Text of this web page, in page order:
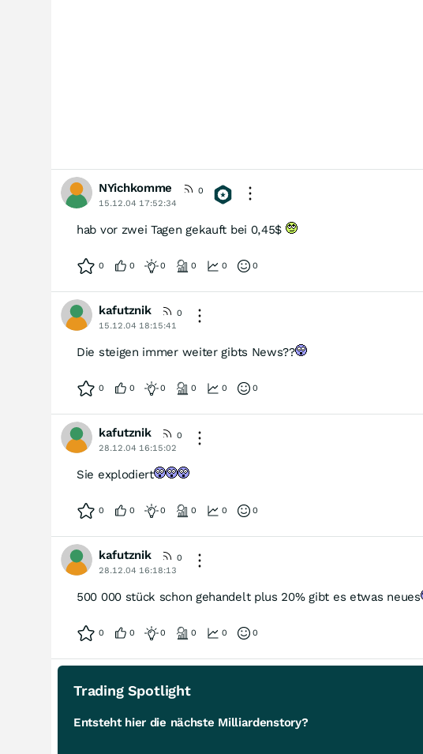
NYichkomme
0
15.12.04 17:52:34
hab vor zwei Tagen gekauft bei 0,45$
0 0 0 0 0 0
kafutznik
0
15.12.04 18:15:41
Die steigen immer weiter gibts News??
0 0 0 0 0 0
kafutznik
0
28.12.04 16:15:02
Sie explodiert
0 0 0 0 0 0
kafutznik
0
28.12.04 16:18:13
500 000 stück schon gehandelt plus 20% gibt es etwas neues
0 0 0 0 0 0
Trading Spotlight
Entsteht hier die nächste Milliardenstory?